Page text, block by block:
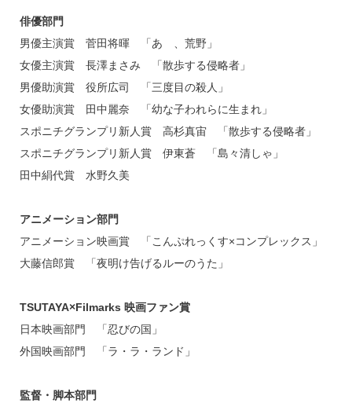
俳優部門
男優主演賞 菅田将暉 「あゝ、荒野」
女優主演賞 長澤まさみ 「散歩する侵略者」
男優助演賞 役所広司 「三度目の殺人」
女優助演賞 田中麗奈 「幼な子われらに生まれ」
スポニチグランプリ新人賞 高杉真宙 「散歩する侵略者」
スポニチグランプリ新人賞 伊東蒼 「島々清しゃ」
田中絹代賞 水野久美
アニメーション部門
アニメーション映画賞 「こんぷれっくす×コンプレックス」
大藤信郎賞 「夜明け告げるルーのうた」
TSUTAYA×Filmarks 映画ファン賞
日本映画部門 「忍びの国」
外国映画部門 「ラ・ラ・ランド」
監督・脚本部門